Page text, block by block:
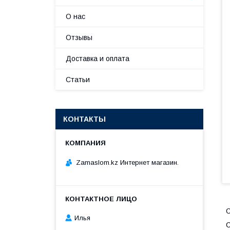
О нас
Отзывы
Доставка и оплата
Статьи
КОНТАКТЫ
Zamaslom.kz Интернет магазин.
Илья